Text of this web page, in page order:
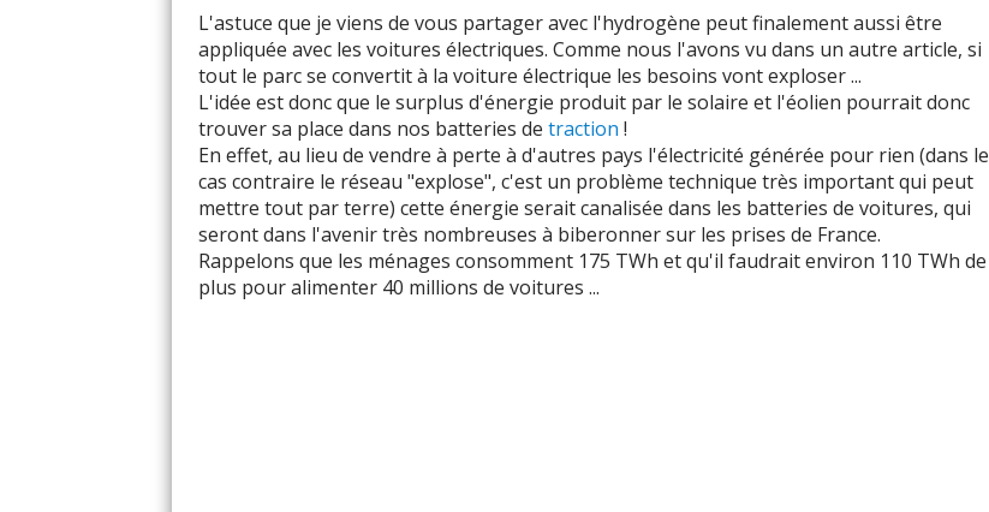
L'astuce que je viens de vous partager avec l'hydrogène peut finalement aussi être
appliquée avec les voitures électriques. Comme nous l'avons vu dans un autre article, si
tout le parc se convertit à la voiture électrique les besoins vont exploser ...
L'idée est donc que le surplus d'énergie produit par le solaire et l'éolien pourrait donc
trouver sa place dans nos batteries de traction !
En effet, au lieu de vendre à perte à d'autres pays l'électricité générée pour rien (dans le
cas contraire le réseau "explose", c'est un problème technique très important qui peut
mettre tout par terre) cette énergie serait canalisée dans les batteries de voitures, qui
seront dans l'avenir très nombreuses à biberonner sur les prises de France.
Rappelons que les ménages consomment 175 TWh et qu'il faudrait environ 110 TWh de
plus pour alimenter 40 millions de voitures ...